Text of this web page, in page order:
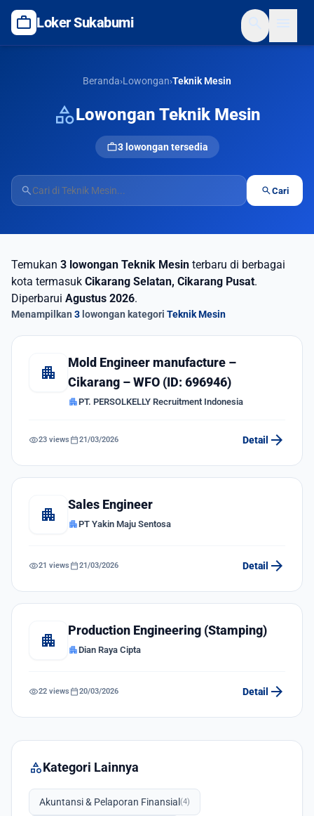
work Loker Sukabumi
Beranda›Lowongan›Teknik Mesin
categoryLowongan Teknik Mesin
work3 lowongan tersedia
search searchCari
Temukan 3 lowongan Teknik Mesin terbaru di berbagai
kota termasuk Cikarang Selatan, Cikarang Pusat.
Diperbarui Agustus 2026.
Menampilkan 3 lowongan kategori Teknik Mesin
apartment
Mold Engineer manufacture –
Cikarang – WFO (ID: 696946)
apartmentPT. PERSOLKELLY Recruitment Indonesia
visibility23 views calendar_today21/03/2026 Detail arrow_forward
apartment
Sales Engineer
apartmentPT Yakin Maju Sentosa
visibility21 views calendar_today21/03/2026 Detail arrow_forward
apartment
Production Engineering (Stamping)
apartmentDian Raya Cipta
visibility22 views calendar_today20/03/2026 Detail arrow_forward
categoryKategori Lainnya
Akuntansi & Pelaporan Finansial (4)